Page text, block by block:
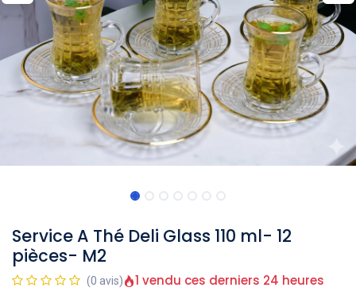
Service A Thé Deli Glass 110 ml- 12
pièces- M2
(0 avis) 1 vendu ces derniers 24 heures